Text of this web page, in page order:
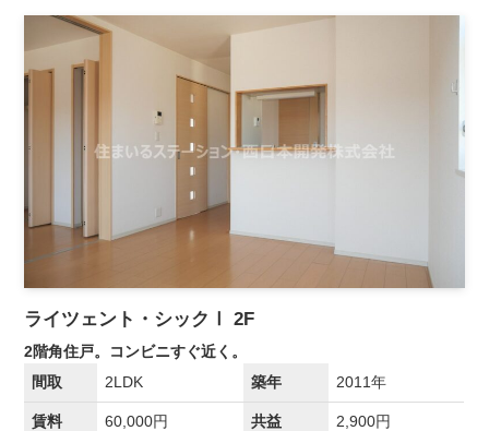
ライツェント・シックⅠ 2F
2階角住戸。コンビニすぐ近く。
間取
2LDK 築年 2011年
賃料 60,000円 共益 2,900円